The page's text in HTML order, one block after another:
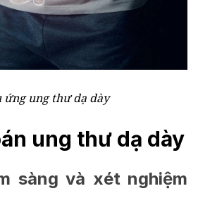
ứng ung thư dạ dày
ung thư dạ dày
sàng và xét nghiệm